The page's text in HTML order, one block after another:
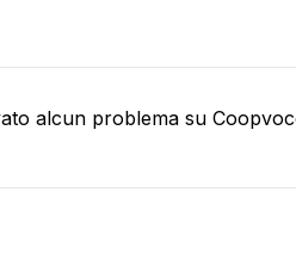
alcun problema su